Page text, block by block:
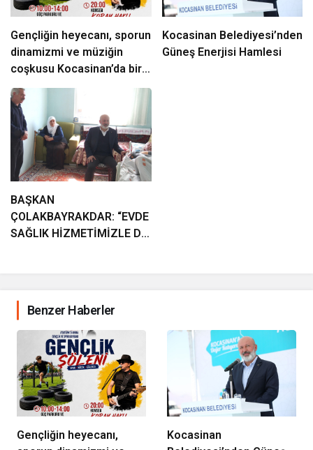
Gençliğin heyecanı, sporun
dinamizmi ve müziğin
coşkusu Kocasinan’da bir
araya geliyor!
Kocasinan Belediyesi’nden
Güneş Enerjisi Hamlesi
BAŞKAN
ÇOLAKBAYRAKDAR: “EVDE
SAĞLIK HİZMETİMİZLE DE
Benzer Haberler
Gençliğin heyecanı,
Kocasinan